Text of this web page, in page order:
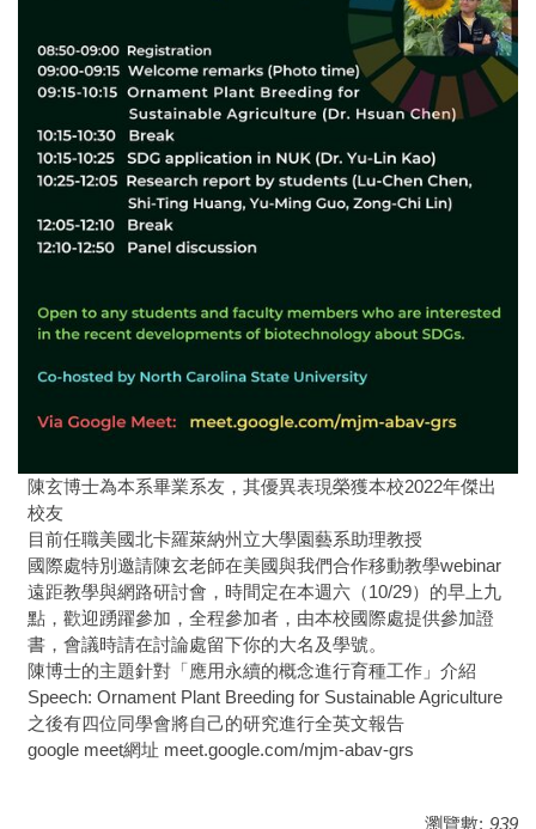
陳玄博士為本系畢業系友，其優異表現榮獲本校2022年傑出
校友
目前任職美國北卡羅萊納州立大學園藝系助理教授
國際處特別邀請陳玄老師在美國與我們合作移動教學webinar
遠距教學與網路研討會，時間定在本週六（10/29）的早上九
點，歡迎踴躍參加，全程參加者，由本校國際處提供參加證
書，會議時請在討論處留下你的大名及學號。
陳博士的主題針對「應用永續的概念進行育種工作」介紹
Speech: Ornament Plant Breeding for Sustainable Agriculture
之後有四位同學會將自己的研究進行全英文報告
google meet網址 meet.google.com/mjm-abav-grs
瀏覽數: 939